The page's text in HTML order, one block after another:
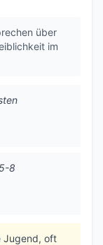
über
im
8
Jugend, oft